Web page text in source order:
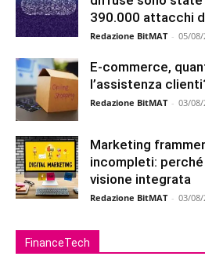
390.000 attacchi
Redazione BitMAT - 05/08/
E-commerce,
l’assistenza
Redazione BitMAT - 03/08/
Marketing
incompleti:
visione integrata
Redazione BitMAT - 03/08/
FinanceTech